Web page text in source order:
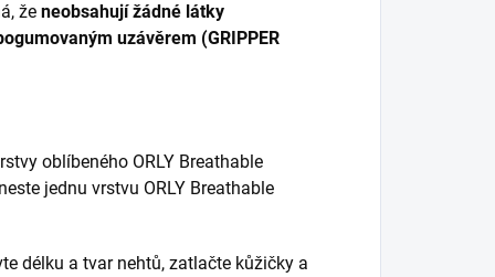
že neobsahují žádné látky
uzávěrem (GRIPPER
oblíbeného ORLY Breathable
jednu vrstvu ORLY Breathable
délku a tvar nehtů, zatlačte kůžičky a